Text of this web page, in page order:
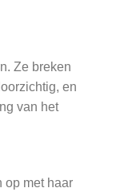
Ze breken
en
van het
op met haar